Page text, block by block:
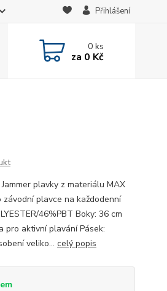
Přihlášení
0ks
za 0 Kč
plavky z materiálu MAX
závodní plavce na každodenní
46%PBT Boky: 36 cm
pro aktivní plavání Pásek:
veliko... celý popis